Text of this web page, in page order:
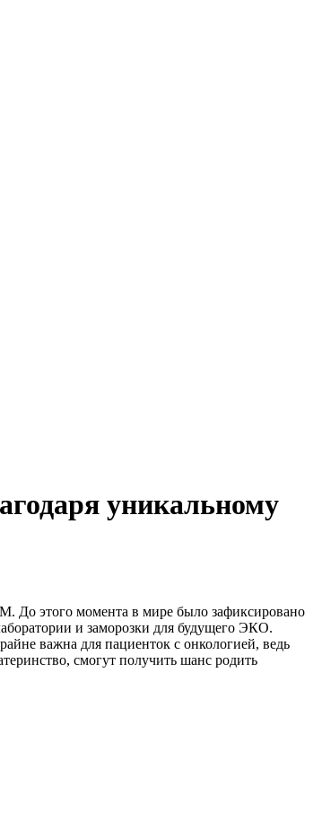
уникальному
До этого момента в мире было зафиксировано
и заморозки для будущего ЭКО.
важна для пациенток с онкологией, ведь
смогут получить шанс родить